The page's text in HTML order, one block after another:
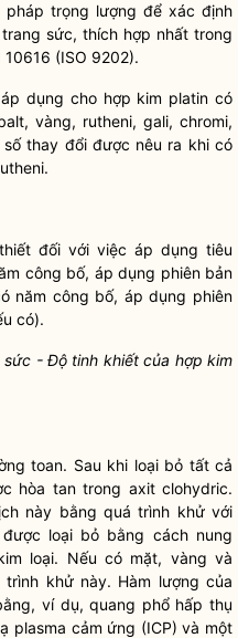
trọng lượng để xác định
sức, thích hợp nhất trong
(ISO 9202).
dụng cho hợp kim platin có
vàng, rutheni, gali, chromi,
thay đổi được nêu ra khi có
đối với việc áp dụng tiêu
công bố, áp dụng phiên bản
năm công bố, áp dụng phiên
có).
- Độ tinh khiết của hợp kim
toan. Sau khi loại bỏ tất cả
hòa tan trong axit clohydric.
này bằng quá trình khử với
loại bỏ bằng cách nung
loại. Nếu có mặt, vàng và
khử này. Hàm lượng của
ví dụ, quang phổ hấp thụ
plasma cảm ứng (ICP) và một